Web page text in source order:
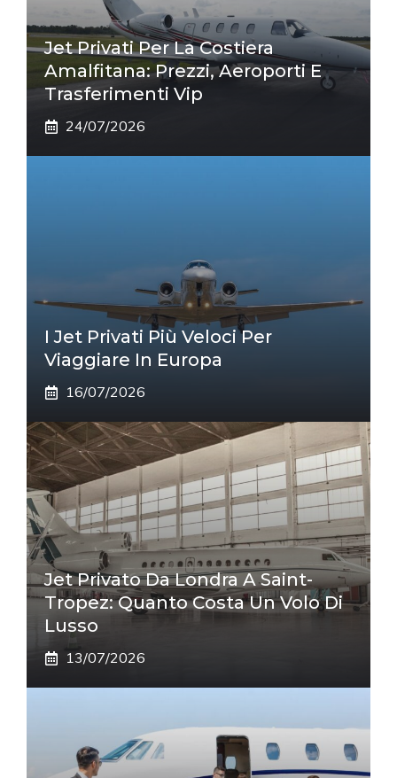
Jet Privati Per La Costiera
Amalfitana: Prezzi, Aeroporti E
Trasferimenti Vip
24/07/2026
I Jet Privati Più Veloci Per
Viaggiare In Europa
16/07/2026
Jet Privato Da Londra A Saint-
Tropez: Quanto Costa Un Volo Di
Lusso
13/07/2026